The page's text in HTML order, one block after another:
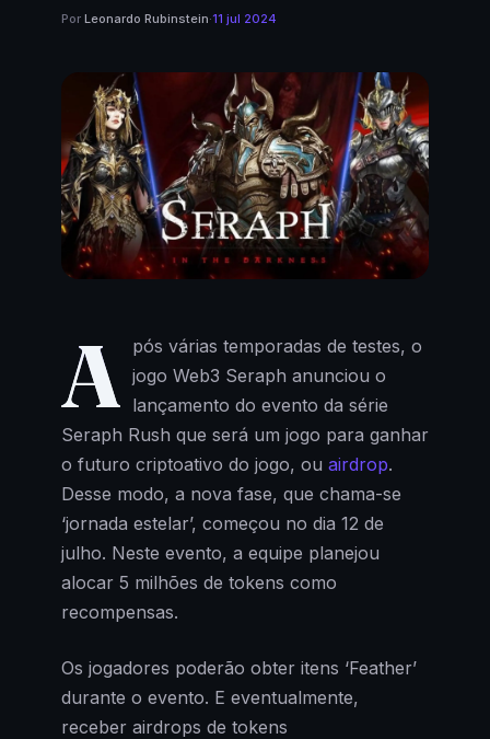
Por Leonardo Rubinstein·11 jul 2024
A pós várias temporadas de testes, o
jogo Web3 Seraph anunciou o
lançamento do evento da série
Seraph Rush que será um jogo para ganhar
o futuro criptoativo do jogo, ou airdrop.
Desse modo, a nova fase, que chama-se
‘jornada estelar’, começou no dia 12 de
julho. Neste evento, a equipe planejou
alocar 5 milhões de tokens como
recompensas.
Os jogadores poderão obter itens ‘Feather’
durante o evento. E eventualmente,
receber airdrops de tokens